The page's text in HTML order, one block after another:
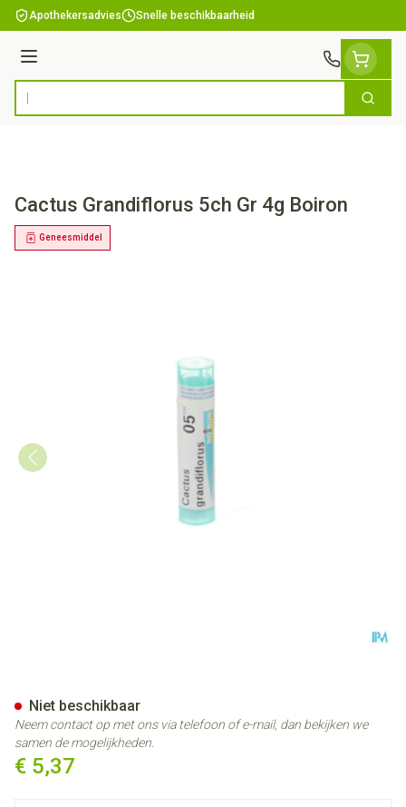
Ga naar de inhoud
Apothekersadvies Snelle beschikbaarheid
Menu
Product, merk, categorie... Zoek
Cactus Grandiflorus 5ch Gr 4g Boiron
Geneesmiddel
€ 5,37
Niet beschikbaar
Neem contact op met ons via telefoon of e-mail, dan bekijken we
samen de mogelijkheden.